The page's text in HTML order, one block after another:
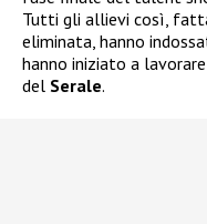
Tutti gli allievi così,
eliminata, hanno
hanno iniziato a
del Serale.